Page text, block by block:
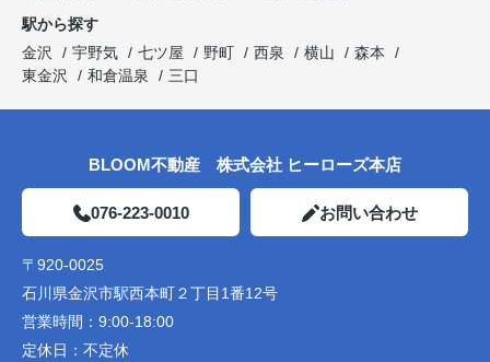
駅から探す
金沢
宇野気 七ツ屋 野町 西泉 横山
森本
東金沢
和倉温泉 三口
BLOOM不動産 株式会社 ヒーローズ本店
076-223-0010 お問い合わせ
〒920-0025
石川県金沢市駅西本町２丁目1番12号
営業時間： 9:00-18:00
定休日： 不定休